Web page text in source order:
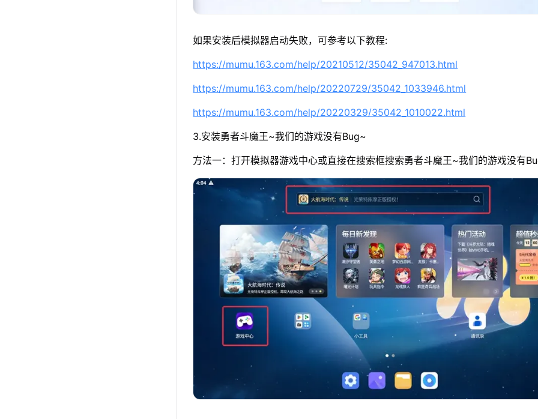
如果安装后模拟器启动失败，可参考以下教程:
https://mumu.163.com/help/20210512/35042_947013.html
https://mumu.163.com/help/20220729/35042_1033946.html
https://mumu.163.com/help/20220329/35042_1010022.html
3.安装勇者斗魔王~我们的游戏没有Bug~
方法一：打开模拟器游戏中心或直接在搜索框搜索勇者斗魔王~我们的游戏没有